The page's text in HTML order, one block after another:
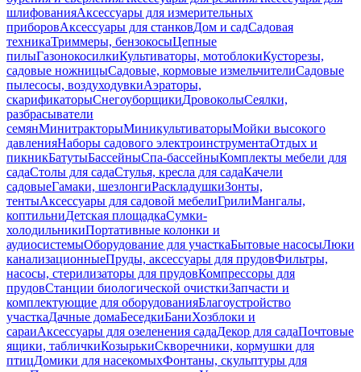
шлифованияАксессуары для измерительных
приборовАксессуары для станковДом и садСадовая
техникаТриммеры, бензокосыЦепные
пилыГазонокосилкиКультиваторы, мотоблокиКусторезы,
садовые ножницыСадовые, кормовые измельчителиСадовые
пылесосы, воздуходувкиАэраторы,
скарификаторыСнегоуборщикиДровоколыСеялки,
разбрасыватели
семянМинитракторыМиникультиваторыМойки высокого
давленияНаборы садового электроинструментаОтдых и
пикникБатутыБассейныСпа-бассейныКомплекты мебели для
садаСтолы для садаСтулья, кресла для садаКачели
садовыеГамаки, шезлонгиРаскладушкиЗонты,
тентыАксессуары для садовой мебелиГрилиМангалы,
коптильниДетская площадкаСумки-
холодильникиПортативные колонки и
аудиосистемыОборудование для участкаБытовые насосыЛюки
канализационныеПруды, аксессуары для прудовФильтры,
насосы, стерилизаторы для прудовКомпрессоры для
прудовСтанции биологической очисткиЗапчасти и
комплектующие для оборудованияБлагоустройство
участкаДачные домаБеседкиБаниХозблоки и
сараиАксессуары для озеленения садаДекор для садаПочтовые
ящики, табличкиКозырькиСкворечники, кормушки для
птицДомики для насекомыхФонтаны, скульптуры для